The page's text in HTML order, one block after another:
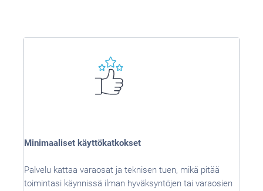
Minimaaliset käyttökatkokset
Palvelu kattaa varaosat ja teknisen tuen, mikä pitää
toimintasi käynnissä ilman hyväksyntöjen tai varaosien